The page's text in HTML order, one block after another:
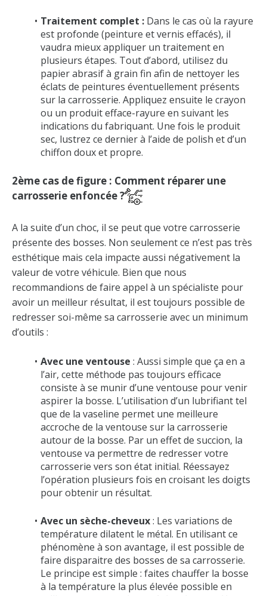
Traitement complet : Dans le cas où la rayure
est profonde (peinture et vernis effacés), il
vaudra mieux appliquer un traitement en
plusieurs étapes. Tout d’abord, utilisez du
papier abrasif à grain fin afin de nettoyer les
éclats de peintures éventuellement présents
sur la carrosserie. Appliquez ensuite le crayon
ou un produit efface-rayure en suivant les
indications du fabriquant. Une fois le produit
sec, lustrez ce dernier à l’aide de polish et d’un
chiffon doux et propre.
2ème cas de figure : Comment réparer une
carrosserie enfoncée ?
A la suite d’un choc, il se peut que votre carrosserie
présente des bosses. Non seulement ce n’est pas très
esthétique mais cela impacte aussi négativement la
valeur de votre véhicule. Bien que nous
recommandions de faire appel à un spécialiste pour
avoir un meilleur résultat, il est toujours possible de
redresser soi-même sa carrosserie avec un minimum
d’outils :
Avec une ventouse : Aussi simple que ça en a
l’air, cette méthode pas toujours efficace
consiste à se munir d’une ventouse pour venir
aspirer la bosse. L’utilisation d’un lubrifiant tel
que de la vaseline permet une meilleure
accroche de la ventouse sur la carrosserie
autour de la bosse. Par un effet de succion, la
ventouse va permettre de redresser votre
carrosserie vers son état initial. Réessayez
l’opération plusieurs fois en croisant les doigts
pour obtenir un résultat.
Avec un sèche-cheveux: Les variations de
température dilatent le métal. En utilisant ce
phénomène à son avantage, il est possible de
faire disparaitre des bosses de sa carrosserie.
Le principe est simple : faites chauffer la bosse
à la température la plus élevée possible en